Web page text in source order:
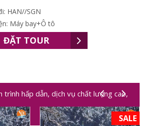
HAN//SGN
Máy bay+Ô tô
ĐẶT TOUR
trình hấp dẫn, dịch vụ chất lượng cao,
SALE